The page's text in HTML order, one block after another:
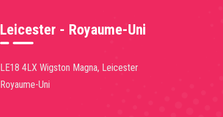
Leicester - Royaume-Uni
LE18 4LX Wigston Magna, Leicester
Royaume-Uni